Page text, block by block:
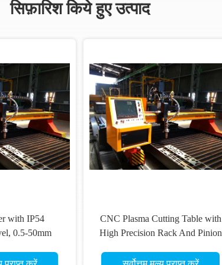
सिफ़ारिश किये हुए उत्पाद
with IP54
0.5-50mm
CNC Plasma Cutting Table with
High Precision Rack And Pinion
AC220V/380V Power Supply,